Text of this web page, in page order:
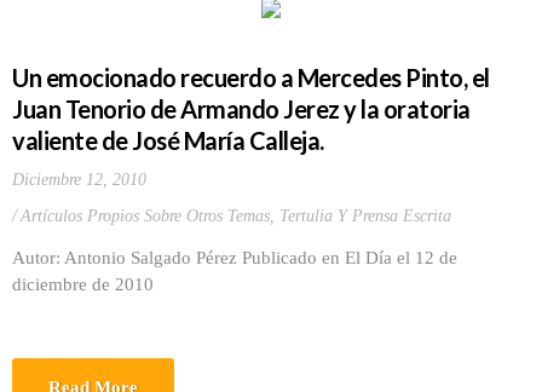
Un emocionado recuerdo a Mercedes Pinto, el
Juan Tenorio de Armando Jerez y la oratoria
valiente de José María Calleja.
Diciembre 12, 2010
Artículos Propios Sobre Otros Temas, Tertulia Y Prensa Escrita
Autor: Antonio Salgado Pérez Publicado en El Día el 12 de
diciembre de 2010
Read More